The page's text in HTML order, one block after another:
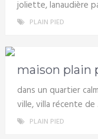
joliette, lanaudière
PLAIN PIED
maison plain
dans un quartier
ville, villa récente
PLAIN PIED